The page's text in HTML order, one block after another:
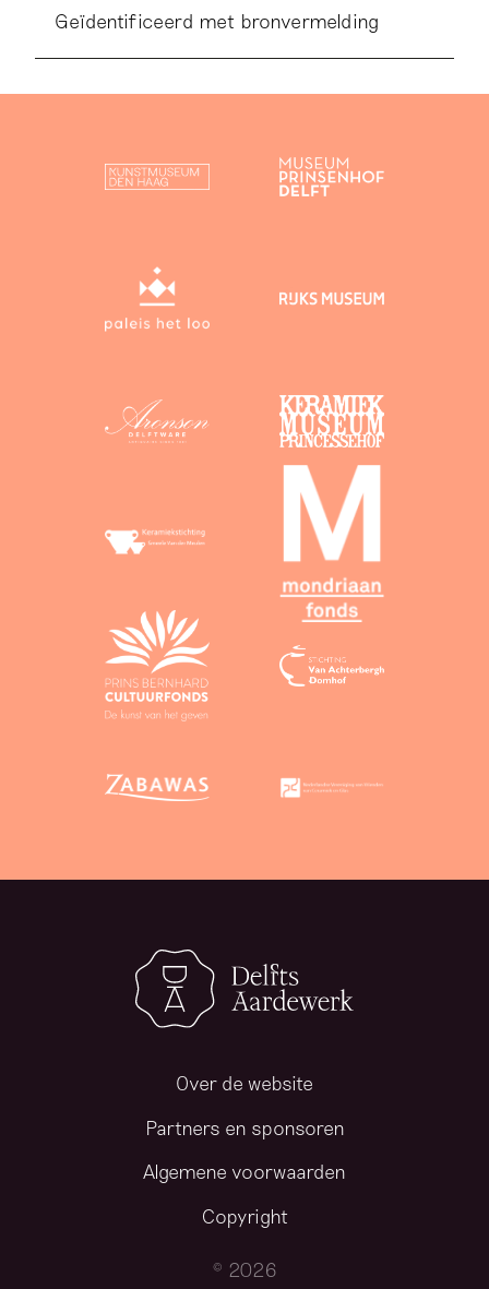
Geïdentificeerd met bronvermelding
Over de website
Partners en sponsoren
Algemene voorwaarden
Copyright
© 2026